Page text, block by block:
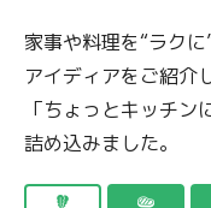
家事や料理を“ラク
アイディアをご紹介
「ちょっとキッチン
詰め込みました。